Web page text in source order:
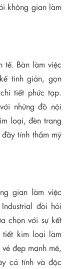
không gian làm
tế. Bàn làm việc
tinh giản, gọn
tiết phức tạp.
những đồ nội
loại, đèn trang
tính thẩm mỹ
gian làm việc
đòi hỏi
chọn với sự kết
kim loại làm
đẹp mạnh mẽ,
cá tính và độc